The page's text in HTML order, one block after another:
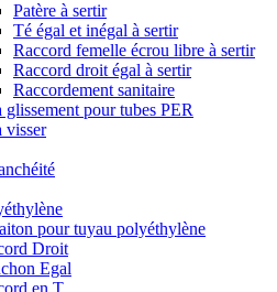
Patère à sertir
Té égal et inégal à sertir
Raccord femelle écrou libre à sertir
Raccord droit égal à sertir
Raccordement sanitaire
glissement pour tubes PER
visser
pour tuyau polyéthylène
Droit
Egal
en T